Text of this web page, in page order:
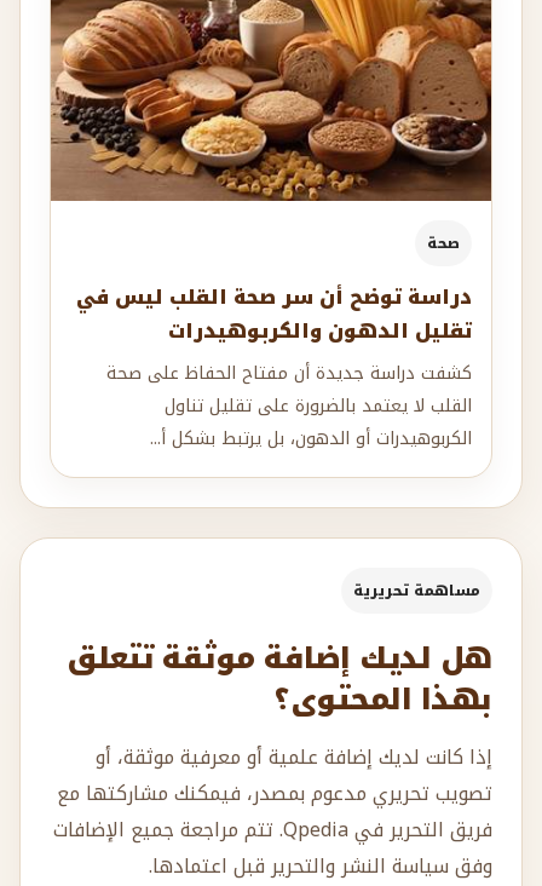
صحة
دراسة توضح أن سر صحة القلب ليس في
تقليل الدهون والكربوهيدرات
كشفت دراسة جديدة أن مفتاح الحفاظ على صحة
القلب لا يعتمد بالضرورة على تقليل تناول
الكربوهيدرات أو الدهون، بل يرتبط بشكل أ...
مساهمة تحريرية
هل لديك إضافة موثقة تتعلق
بهذا المحتوى؟
إذا كانت لديك إضافة علمية أو معرفية موثقة، أو
تصويب تحريري مدعوم بمصدر، فيمكنك مشاركتها مع
فريق التحرير في Qpedia. تتم مراجعة جميع الإضافات
وفق سياسة النشر والتحرير قبل اعتمادها.